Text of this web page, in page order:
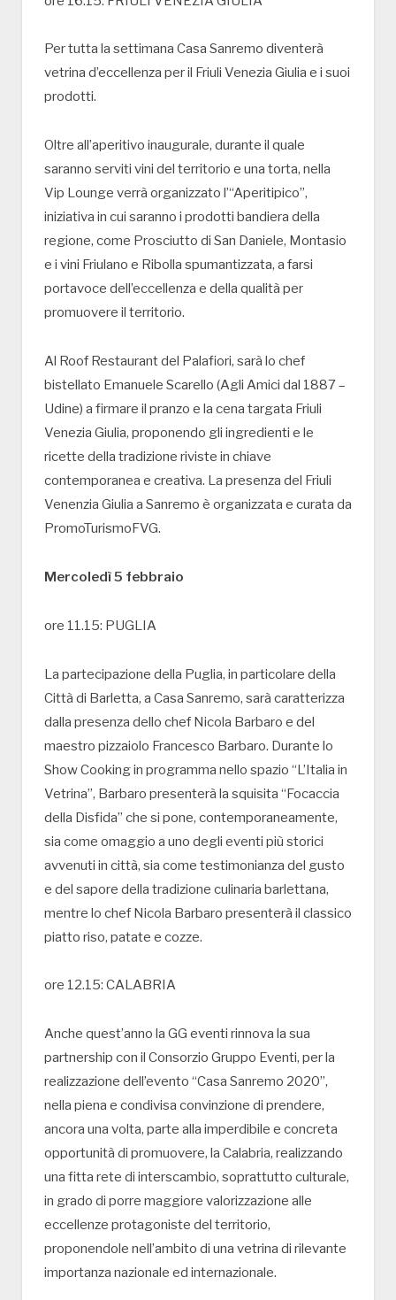
Per tutta la settimana Casa Sanremo diventerà
vetrina d’eccellenza per il Friuli Venezia Giulia e i suoi
prodotti.
Oltre all’aperitivo inaugurale, durante il quale
saranno serviti vini del territorio e una torta, nella
Vip Lounge verrà organizzato l’“Aperitipico”,
iniziativa in cui saranno i prodotti bandiera della
regione, come Prosciutto di San Daniele, Montasio
e i vini Friulano e Ribolla spumantizzata, a farsi
portavoce dell’eccellenza e della qualità per
promuovere il territorio.
Al Roof Restaurant del Palafiori, sarà lo chef
bistellato Emanuele Scarello (Agli Amici dal 1887 –
Udine) a firmare il pranzo e la cena targata Friuli
Venezia Giulia, proponendo gli ingredienti e le
ricette della tradizione riviste in chiave
contemporanea e creativa. La presenza del Friuli
Venenzia Giulia a Sanremo è organizzata e curata da
PromoTurismoFVG.
Mercoledì 5 febbraio
ore 11.15: PUGLIA
La partecipazione della Puglia, in particolare della
Città di Barletta, a Casa Sanremo, sarà caratterizza
dalla presenza dello chef Nicola Barbaro e del
maestro pizzaiolo Francesco Barbaro. Durante lo
Show Cooking in programma nello spazio “L’Italia in
Vetrina”, Barbaro presenterà la squisita “Focaccia
della Disfida” che si pone, contemporaneamente,
sia come omaggio a uno degli eventi più storici
avvenuti in città, sia come testimonianza del gusto
e del sapore della tradizione culinaria barlettana,
mentre lo chef Nicola Barbaro presenterà il classico
piatto riso, patate e cozze.
ore 12.15: CALABRIA
Anche quest’anno la GG eventi rinnova la sua
partnership con il Consorzio Gruppo Eventi, per la
realizzazione dell’evento “Casa Sanremo 2020”,
nella piena e condivisa convinzione di prendere,
ancora una volta, parte alla imperdibile e concreta
opportunità di promuovere, la Calabria, realizzando
una fitta rete di interscambio, soprattutto culturale,
in grado di porre maggiore valorizzazione alle
eccellenze protagoniste del territorio,
proponendole nell’ambito di una vetrina di rilevante
importanza nazionale ed internazionale.